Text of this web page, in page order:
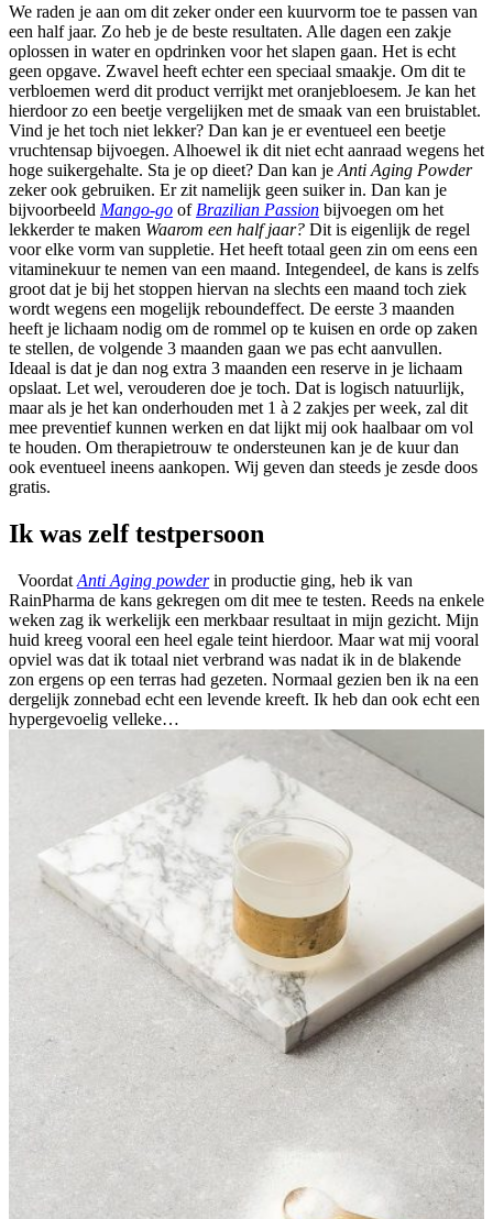
We raden je aan om dit zeker onder een kuurvorm toe te passen van
een half jaar. Zo heb je de beste resultaten. Alle dagen een zakje
oplossen in water en opdrinken voor het slapen gaan. Het is echt
geen opgave. Zwavel heeft echter een speciaal smaakje. Om dit te
verbloemen werd dit product verrijkt met oranjebloesem. Je kan het
hierdoor zo een beetje vergelijken met de smaak van een bruistablet.
Vind je het toch niet lekker? Dan kan je er eventueel een beetje
vruchtensap bijvoegen. Alhoewel ik dit niet echt aanraad wegens het
hoge suikergehalte. Sta je op dieet? Dan kan je Anti Aging Powder
zeker ook gebruiken. Er zit namelijk geen suiker in. Dan kan je
bijvoorbeeld Mango-go of Brazilian Passion bijvoegen om het
lekkerder te maken Waarom een half jaar? Dit is eigenlijk de regel
voor elke vorm van suppletie. Het heeft totaal geen zin om eens een
vitaminekuur te nemen van een maand. Integendeel, de kans is zelfs
groot dat je bij het stoppen hiervan na slechts een maand toch ziek
wordt wegens een mogelijk reboundeffect. De eerste 3 maanden
heeft je lichaam nodig om de rommel op te kuisen en orde op zaken
te stellen, de volgende 3 maanden gaan we pas echt aanvullen.
Ideaal is dat je dan nog extra 3 maanden een reserve in je lichaam
opslaat. Let wel, verouderen doe je toch. Dat is logisch natuurlijk,
maar als je het kan onderhouden met 1 à 2 zakjes per week, zal dit
mee preventief kunnen werken en dat lijkt mij ook haalbaar om vol
te houden. Om therapietrouw te ondersteunen kan je de kuur dan
ook eventueel ineens aankopen. Wij geven dan steeds je zesde doos
gratis.
Ik was zelf testpersoon
Voordat Anti Aging powderin productie ging, heb ik van
RainPharma de kans gekregen om dit mee te testen. Reeds na enkele
weken zag ik werkelijk een merkbaar resultaat in mijn gezicht. Mijn
huid kreeg vooral een heel egale teint hierdoor. Maar wat mij vooral
opviel was dat ik totaal niet verbrand was nadat ik in de blakende
zon ergens op een terras had gezeten. Normaal gezien ben ik na een
dergelijk zonnebad echt een levende kreeft. Ik heb dan ook echt een
hypergevoelig velleke…